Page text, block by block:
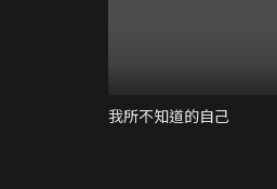
我所不知道的自己